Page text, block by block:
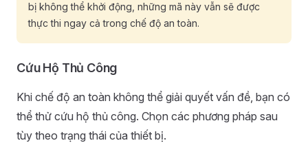
bị không thể khởi động, những mã này vẫn sẽ được
thực thi ngay cả trong chế độ an toàn.
Cứu Hộ Thủ Công
Khi chế độ an toàn không thể giải quyết vấn đề, bạn có
thể thử cứu hộ thủ công. Chọn các phương pháp sau
tùy theo trạng thái của thiết bị.